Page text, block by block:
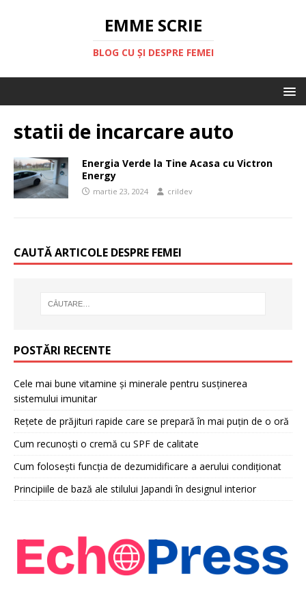
EMME SCRIE
BLOG CU ȘI DESPRE FEMEI
statii de incarcare auto
Energia Verde la Tine Acasa cu Victron
Energy
martie 23, 2024 crildev
CAUTĂ ARTICOLE DESPRE FEMEI
POSTĂRI RECENTE
Cele mai bune vitamine și minerale pentru susținerea
sistemului imunitar
Rețete de prăjituri rapide care se prepară în mai puțin de o oră
Cum recunoști o cremă cu SPF de calitate
Cum folosești funcția de dezumidificare a aerului condiționat
Principiile de bază ale stilului Japandi în designul interior